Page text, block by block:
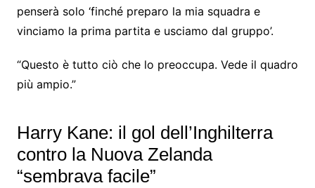
penserà solo ‘finché preparo la mia squadra e
vinciamo la prima partita e usciamo dal gruppo’.
“Questo è tutto ciò che lo preoccupa. Vede il quadro
più ampio.”
Harry Kane: il gol dell’Inghilterra
contro la Nuova Zelanda
“sembrava facile”